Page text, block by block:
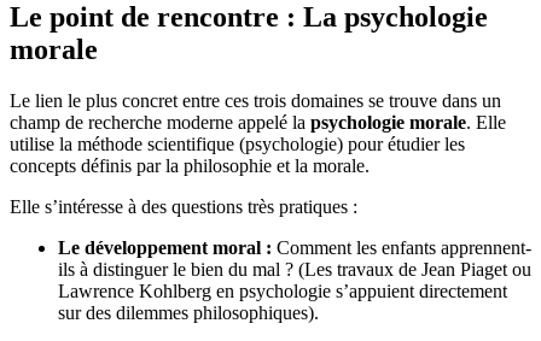
Le point de rencontre : La psychologie
morale
Le lien le plus concret entre ces trois domaines se trouve dans un
champ de recherche moderne appelé la psychologie morale. Elle
utilise la méthode scientifique (psychologie) pour étudier les
concepts définis par la philosophie et la morale.
Elle s’intéresse à des questions très pratiques :
Le développement moral : Comment les enfants apprennent-
ils à distinguer le bien du mal ? (Les travaux de Jean Piaget ou
Lawrence Kohlberg en psychologie s’appuient directement
sur des dilemmes philosophiques).